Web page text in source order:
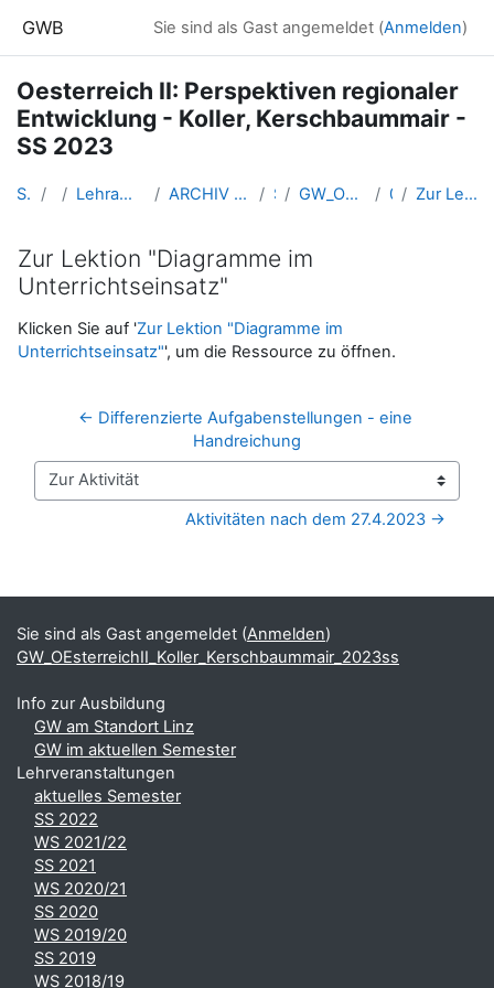
GWB Sie sind als Gast angemeldet (Anmelden)
Oesterreich II: Perspektiven regionaler
Entwicklung - Koller, Kerschbaummair -
SS 2023
Startseite Kurse Lehramtsausbildung GW im Cluster Österreich Mitte ARCHIV - Lehrveranstaltungen am Standort Linz - seit 2016 SS_2023 GW_OEsterreichII_Koller_Kerschbaummair_2023ss 07-27.04. Zur Lektion "Diagramme im Unterrichtseinsatz"
Zur Lektion "Diagramme im
Unterrichtseinsatz"
Abschlussbedingungen
Klicken Sie auf 'Zur Lektion "Diagramme im
Unterrichtseinsatz"', um die Ressource zu öffnen.
← Differenzierte Aufgabenstellungen - eine
Handreichung
Zur Aktivität
Aktivitäten nach dem 27.4.2023 →
Ergänzungsblöcke
Sie sind als Gast angemeldet (Anmelden)
GW_OEsterreichII_Koller_Kerschbaummair_2023ss
Info zur Ausbildung
GW am Standort Linz
GW im aktuellen Semester
Lehrveranstaltungen
aktuelles Semester
SS 2022
WS 2021/22
SS 2021
WS 2020/21
SS 2020
WS 2019/20
SS 2019
WS 2018/19